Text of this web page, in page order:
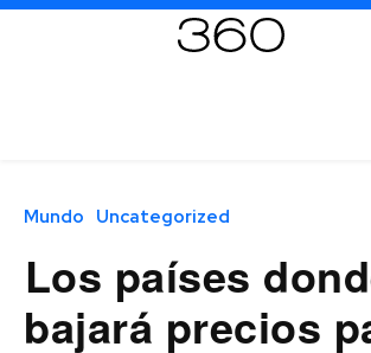
Mundo Uncategorized
⁠Los países
bajará precios